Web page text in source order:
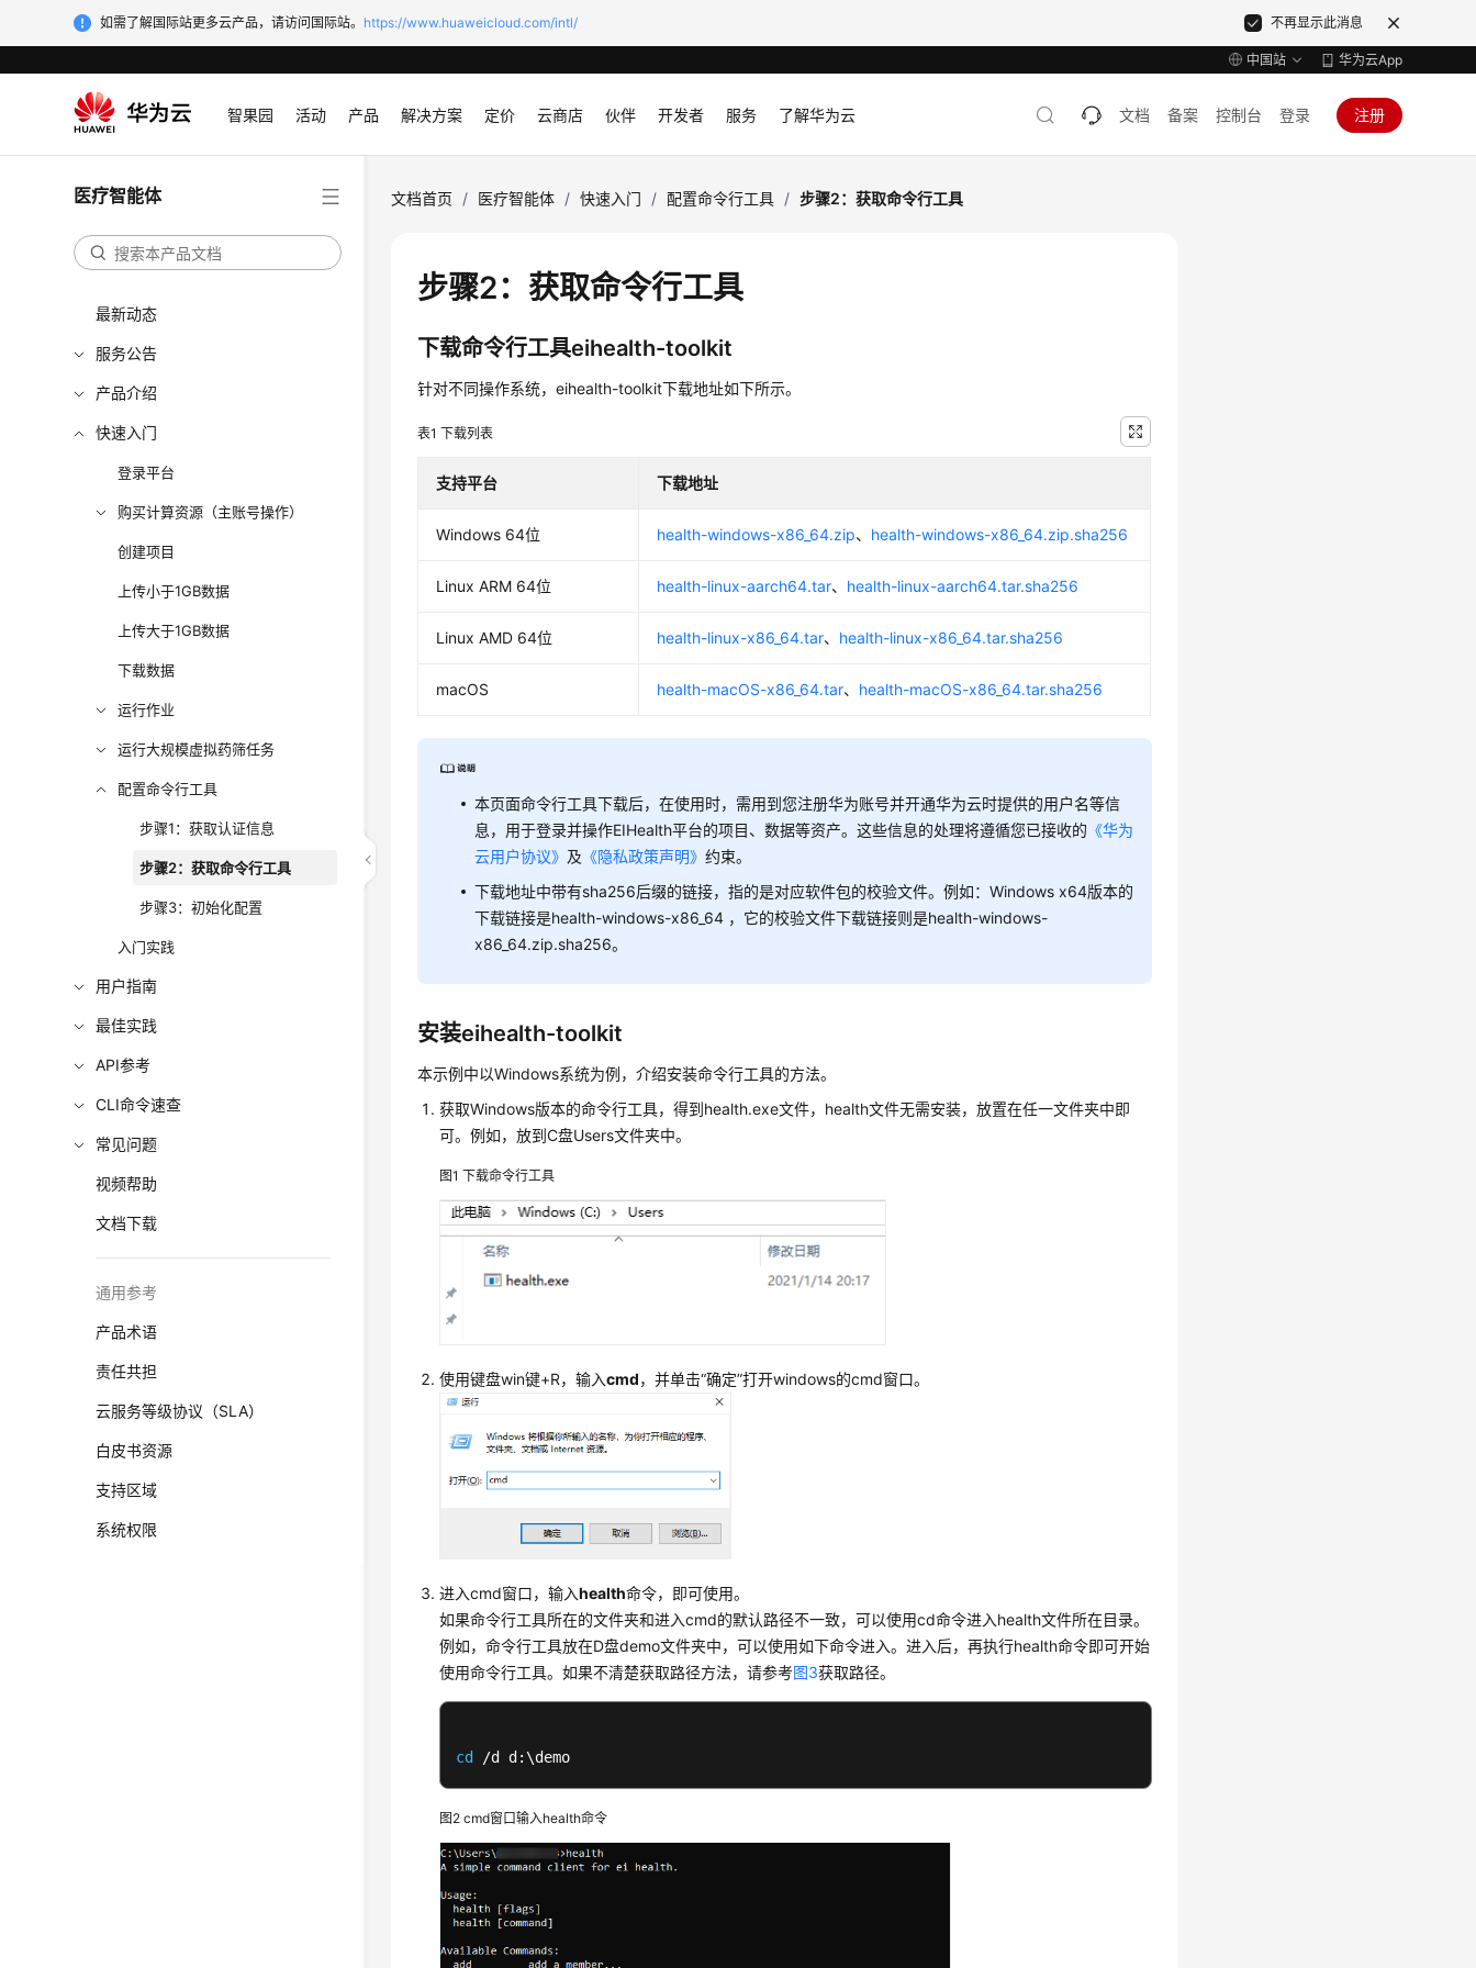
如需了解国际站更多云产品，请访问国际站。 https://www.huaweicloud.com/intl/ 不再显示此消息
中国站 华为云App
智果园 活动 产品 解决方案 定价 云商店 伙伴 开发者 服务 了解华为云 文档 备案 控制台 登录 注册
医疗智能体
最新动态
服务公告
产品介绍
快速入门
登录平台
购买计算资源（主账号操作）
创建项目
上传小于1GB数据
上传大于1GB数据
下载数据
运行作业
运行大规模虚拟药筛任务
配置命令行工具
步骤1：获取认证信息
步骤2：获取命令行工具
步骤3：初始化配置
入门实践
用户指南
最佳实践
API参考
CLI命令速查
常见问题
视频帮助
文档下载
通用参考
产品术语
责任共担
云服务等级协议（SLA）
白皮书资源
支持区域
系统权限
文档首页 / 医疗智能体 / 快速入门 / 配置命令行工具 / 步骤2：获取命令行工具
步骤2：获取命令行工具
下载命令行工具eihealth-toolkit
针对不同操作系统，eihealth-toolkit下载地址如下所示。
表1下载列表
支持平台 下载地址
Windows 64位 health-windows-x86_64.zip、 health-windows-x86_64.zip.sha256
Linux ARM 64位 health-linux-aarch64.tar、 health-linux-aarch64.tar.sha256
Linux AMD 64位 health-linux-x86_64.tar、 health-linux-x86_64.tar.sha256
macOS health-macOS-x86_64.tar、 health-macOS-x86_64.tar.sha256
本页面命令行工具下载后，在使用时，需用到您注册华为账号并开通华为云时提供的用户名等信
息，用于登录并操作EIHealth平台的项目、数据等资产。这些信息的处理将遵循您已接收的 《华为
云用户协议》 及 《隐私政策声明》约束。
下载地址中带有sha256后缀的链接，指的是对应软件包的校验文件。例如：Windows x64版本的
下载链接是health-windows-x86_64 ，它的校验文件下载链接则是health-windows-
x86_64.zip.sha256。
安装eihealth-toolkit
本示例中以Windows系统为例，介绍安装命令行工具的方法。
获取Windows版本的命令行工具，得到health.exe文件，health文件无需安装，放置在任一文件夹中即
可。例如，放到C盘Users文件夹中。
图1下载命令行工具
使用键盘win键+R，输入cmd，并单击“确定”打开windows的cmd窗口。
进入cmd窗口，输入health命令，即可使用。
如果命令行工具所在的文件夹和进入cmd的默认路径不一致，可以使用cd命令进入health文件所在目录。
例如，命令行工具放在D盘demo文件夹中，可以使用如下命令进入。进入后，再执行health命令即可开始
使用命令行工具。如果不清楚获取路径方法，请参考图3获取路径。
cd /d d:\demo
图2cmd窗口输入health命令